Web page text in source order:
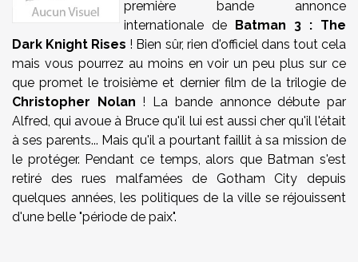
première bande annonce
internationale de Batman 3 : The
Dark Knight Rises ! Bien sûr, rien d'officiel dans tout cela
mais vous pourrez au moins en voir un peu plus sur ce
que promet le troisième et dernier film de la trilogie de
Christopher Nolan ! La bande annonce débute par
Alfred, qui avoue à Bruce qu'il lui est aussi cher qu'il l'était
à ses parents... Mais qu'il a pourtant faillit à sa mission de
le protéger. Pendant ce temps, alors que Batman s'est
retiré des rues malfamées de Gotham City depuis
quelques années, les politiques de la ville se réjouissent
d'une belle "période de paix".